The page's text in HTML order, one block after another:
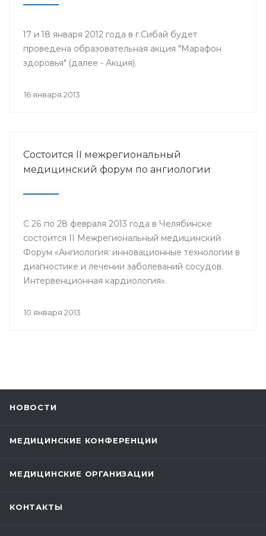
17 и 18 января 2012 года в г.Сибай будет
проведена образовательная акция "Марафон
здоровья" (далее - Акция).
16 января 2013
Состоится II межрегиональный
медицинский форум по ангиологии
С 26 по 28 февраля 2013 года в Челябинске
состоится II Межрегиональный медицинский
Форум «Ангиология: инновационные технологии в
диагностике и лечении заболеваний сосудов.
Интервенционная кардиология».
10 января 2013
НОВОСТИ
МЕДИЦИНСКИЕ КОНФЕРЕНЦИИ
МЕДИЦИНСКИЕ ОРГАНИЗАЦИИ
КОНТАКТЫ